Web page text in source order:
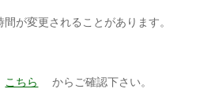
が変更されることがあります。
こちら からご確認下さい。